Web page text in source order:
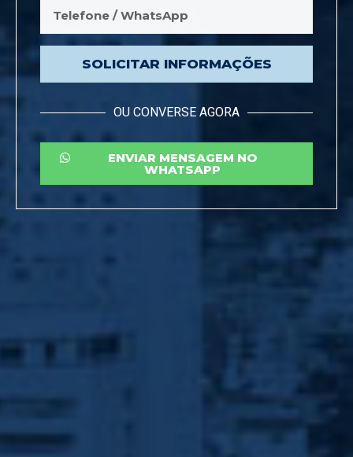
SOLICITAR INFORMAÇÕES
OU CONVERSE AGORA
ENVIAR MENSAGEM NO
WHATSAPP